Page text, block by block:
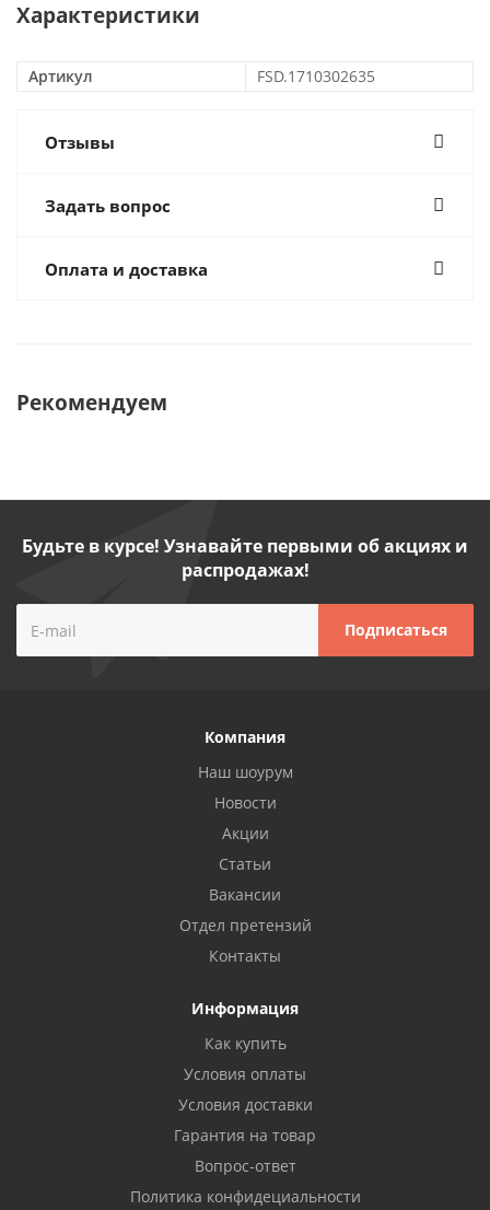
Характеристики
Артикул FSD.1710302635
Отзывы
Задать вопрос
Оплата и доставка
Рекомендуем
Будьте в курсе! Узнавайте первыми об акциях и
распродажах!
Компания
Наш шоурум
Новости
Акции
Статьи
Вакансии
Отдел претензий
Контакты
Информация
Как купить
Условия оплаты
Условия доставки
Гарантия на товар
Вопрос-ответ
Политика конфидециальности